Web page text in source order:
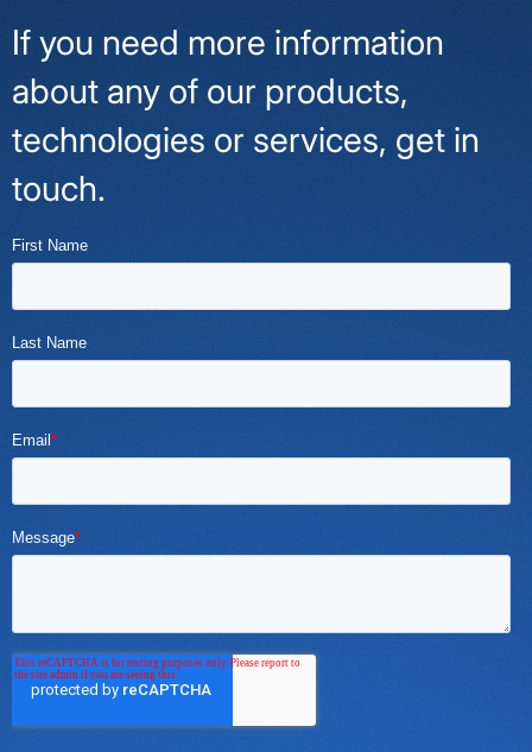
If you need more information
about any of our products,
technologies or services, get in
touch.